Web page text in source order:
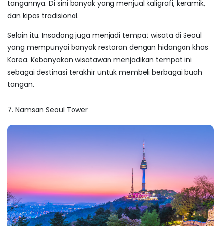
tangannya. Di sini banyak yang menjual kaligrafi, keramik,
dan kipas tradisional.
Selain itu, Insadong juga menjadi tempat wisata di Seoul
yang mempunyai banyak restoran dengan hidangan khas
Korea. Kebanyakan wisatawan menjadikan tempat ini
sebagai destinasi terakhir untuk membeli berbagai buah
tangan.
7. Namsan Seoul Tower